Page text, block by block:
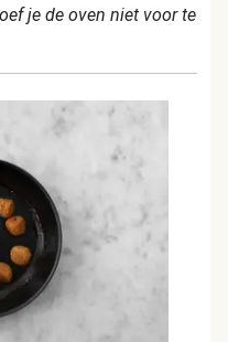
je de oven niet voor te